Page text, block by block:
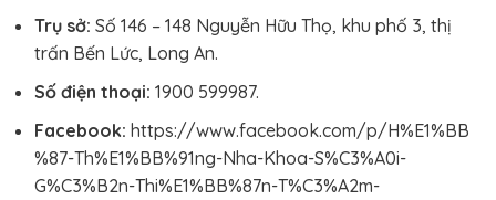
Trụ sở: Số 146 – 148 Nguyễn Hữu Thọ, khu phố 3, thị
trấn Bến Lức, Long An.
Số điện thoại: 1900 599987.
Facebook: https://www.facebook.com/p/H%E1%BB
%87-Th%E1%BB%91ng-Nha-Khoa-S%C3%A0i-
G%C3%B2n-Thi%E1%BB%87n-T%C3%A2m-